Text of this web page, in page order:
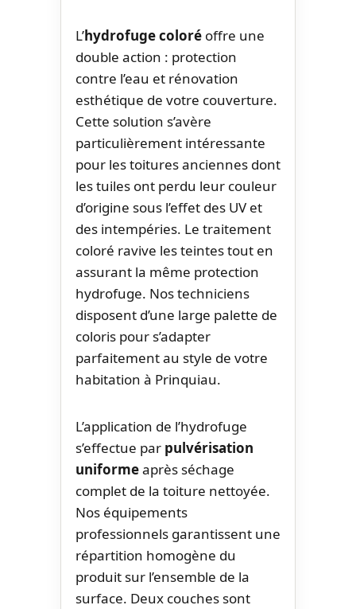
L’hydrofuge coloré offre une
double action : protection
contre l’eau et rénovation
esthétique de votre couverture.
Cette solution s’avère
particulièrement intéressante
pour les toitures anciennes dont
les tuiles ont perdu leur couleur
d’origine sous l’effet des UV et
des intempéries. Le traitement
coloré ravive les teintes tout en
assurant la même protection
hydrofuge. Nos techniciens
disposent d’une large palette de
coloris pour s’adapter
parfaitement au style de votre
habitation à Prinquiau.
L’application de l’hydrofuge
s’effectue par pulvérisation
uniformeaprès séchage
complet de la toiture nettoyée.
Nos équipements
professionnels garantissent une
répartition homogène du
produit sur l’ensemble de la
surface. Deux couches sont